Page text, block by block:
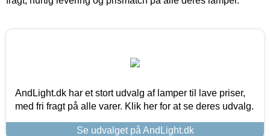
AndLight.dk har et stort udvalg af lamper til lave priser,
med fri fragt på alle varer. Klik her for at se deres udvalg.
Se udvalget på AndLight.dk